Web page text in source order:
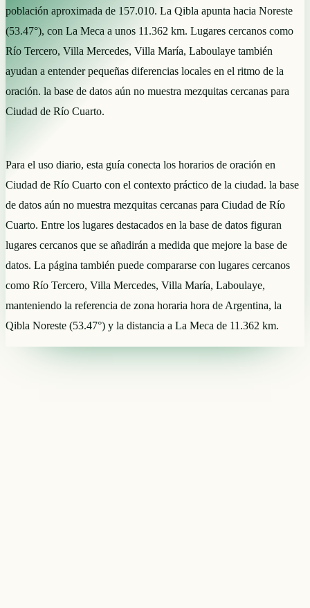
población aproximada de 157.010. La Qibla apunta hacia Noreste
(53.47°), con La Meca a unos 11.362 km. Lugares cercanos como
Río Tercero, Villa Mercedes, Villa María, Laboulaye también
ayudan a entender pequeñas diferencias locales en el ritmo de la
oración. la base de datos aún no muestra mezquitas cercanas para
Ciudad de Río Cuarto.
Para el uso diario, esta guía conecta los horarios de oración en
Ciudad de Río Cuarto con el contexto práctico de la ciudad. la base
de datos aún no muestra mezquitas cercanas para Ciudad de Río
Cuarto. Entre los lugares destacados en la base de datos figuran
lugares cercanos que se añadirán a medida que mejore la base de
datos. La página también puede compararse con lugares cercanos
como Río Tercero, Villa Mercedes, Villa María, Laboulaye,
manteniendo la referencia de zona horaria hora de Argentina, la
Qibla Noreste (53.47°) y la distancia a La Meca de 11.362 km.